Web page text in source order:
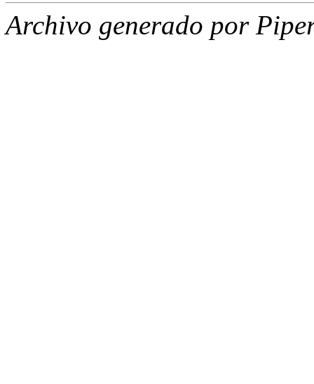
Archivo generado por